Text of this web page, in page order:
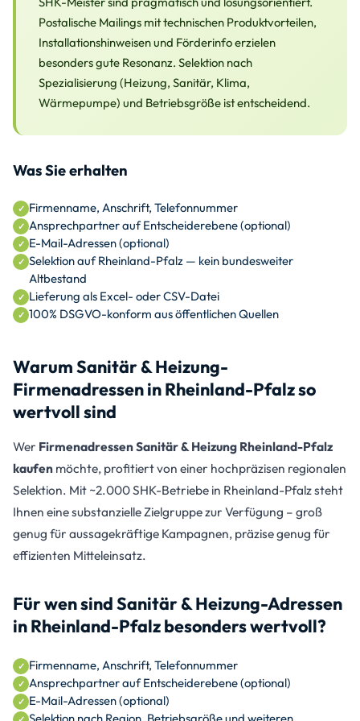
Postalische Mailings mit technischen Produktvorteilen,
Installationshinweisen und Förderinfo erzielen
besonders gute Resonanz. Selektion nach
Spezialisierung (Heizung, Sanitär, Klima,
Wärmepumpe) und Betriebsgröße ist entscheidend.
Was Sie erhalten
Firmenname, Anschrift, Telefonnummer
Ansprechpartner auf Entscheiderebene (optional)
E-Mail-Adressen (optional)
Selektion auf Rheinland-Pfalz — kein bundesweiter
Altbestand
Lieferung als Excel- oder CSV-Datei
100% DSGVO-konform aus öffentlichen Quellen
Warum Sanitär & Heizung-
Firmenadressen in Rheinland-Pfalz so
wertvoll sind
Wer Firmenadressen Sanitär & Heizung Rheinland-Pfalz
kaufen möchte, profitiert von einer hochpräzisen regionalen
Selektion. Mit ~2.000 SHK-Betriebe in Rheinland-Pfalz steht
Ihnen eine substanzielle Zielgruppe zur Verfügung – groß
genug für aussagekräftige Kampagnen, präzise genug für
effizienten Mitteleinsatz.
Für wen sind Sanitär & Heizung-Adressen
in Rheinland-Pfalz besonders wertvoll?
Firmenname, Anschrift, Telefonnummer
Ansprechpartner auf Entscheiderebene (optional)
E-Mail-Adressen (optional)